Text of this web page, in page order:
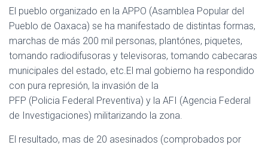
El pueblo organizado en la APPO (Asamblea Popular del
Pueblo de Oaxaca) se ha manifestado de distintas formas,
marchas de más 200 mil personas, plantónes, piquetes,
tomando radiodifusoras y televisoras, tomando cabecaras
municipales del estado, etc.El mal gobierno ha respondido
con pura represión, la invasión de la
PFP (Policia Federal Preventiva) y la AFI (Agencia Federal
de Investigaciones) militarizando la zona.
El resultado, mas de 20 asesinados (comprobados por